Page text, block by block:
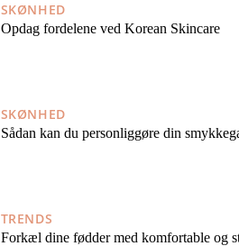
SKØNHED
Opdag fordelene ved Korean Skincare
SKØNHED
Sådan kan du personliggøre din
TRENDS
Forkæl dine fødder med komfortable og